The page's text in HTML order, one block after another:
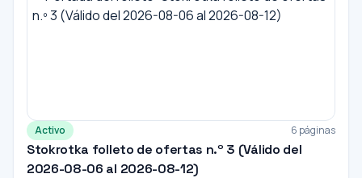
Activo 6 páginas
Stokrotka folleto de ofertas n.º 3 (Válido del
2026-08-06 al 2026-08-12)